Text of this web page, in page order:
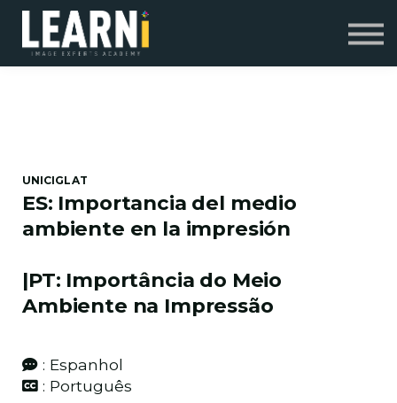
Programas Especiais
UNICIGLAT
ES: Importancia del medio
ambiente en la impresión
|PT: Importância do Meio
Ambiente na Impressão
: Espanhol
: Português